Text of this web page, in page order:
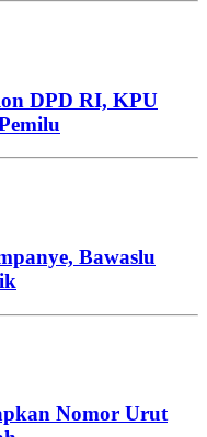
DPD RI, KPU
Bawaslu
Nomor Urut